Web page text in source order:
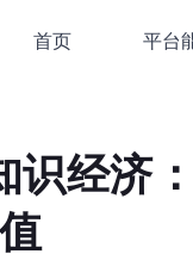
首页 平台
识经济